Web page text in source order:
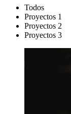
Todos
Proyectos 1
Proyectos 2
Proyectos 3